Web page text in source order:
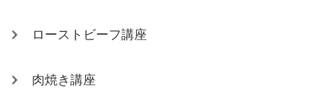
ローストビーフ講座
肉焼き講座